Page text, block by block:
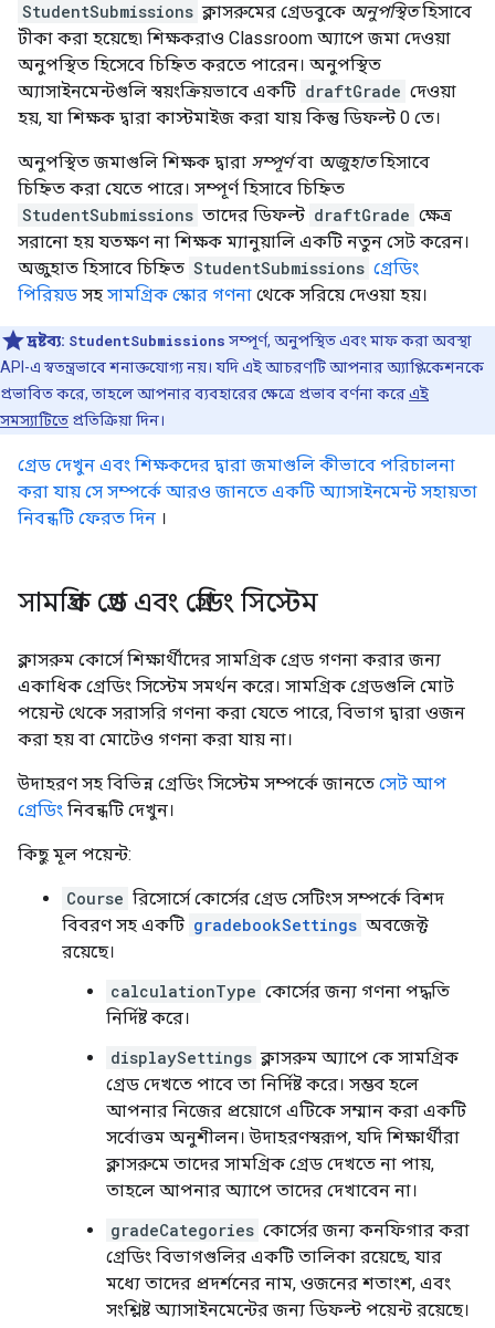
StudentSubmissions ক্লাসরুমের গ্রেডবুকে অনুপস্থিতহিসাবে
টীকা করা হয়েছে৷ শিক্ষকরাও Classroom অ্যাপে জমা দেওয়া
অনুপস্থিত হিসেবে চিহ্নিত করতে পারেন। অনুপস্থিত
অ্যাসাইনমেন্টগুলি স্বয়ংক্রিয়ভাবে একটি draftGrade দেওয়া
হয়, যা শিক্ষক দ্বারা কাস্টমাইজ করা যায় কিন্তু ডিফল্ট 0 তে।
অনুপস্থিত জমাগুলি শিক্ষক দ্বারা সম্পূর্ণবা অজুহাতহিসাবে
চিহ্নিত করা যেতে পারে। সম্পূর্ণ হিসাবে চিহ্নিত
StudentSubmissions তাদের ডিফল্ট draftGrade ক্ষেত্র
সরানো হয় যতক্ষণ না শিক্ষক ম্যানুয়ালি একটি নতুন সেট করেন।
অজুহাত হিসাবে চিহ্নিত StudentSubmissions গ্রেডিং
পিরিয়ড সহ সামগ্রিক স্কোর গণনা থেকে সরিয়ে দেওয়া হয়।
দ্রষ্টব্য: StudentSubmissions সম্পূর্ণ, অনুপস্থিত এবং মাফ করা অবস্থা
API-এ স্বতন্ত্রভাবে শনাক্তযোগ্য নয়। যদি এই আচরণটি আপনার অ্যাপ্লিকেশনকে
প্রভাবিত করে, তাহলে আপনার ব্যবহারের ক্ষেত্রে প্রভাব বর্ণনা করে এই
সমস্যাটিতে প্রতিক্রিয়া দিন।
গ্রেড দেখুন এবং শিক্ষকদের দ্বারা জমাগুলি কীভাবে পরিচালনা
করা যায় সে সম্পর্কে আরও জানতে একটি অ্যাসাইনমেন্ট সহায়তা
নিবন্ধটি ফেরত দিন ।
সামগ্রিক গ্রেড এবং গ্রেডিং সিস্টেম
ক্লাসরুম কোর্সে শিক্ষার্থীদের সামগ্রিক গ্রেড গণনা করার জন্য
একাধিক গ্রেডিং সিস্টেম সমর্থন করে। সামগ্রিক গ্রেডগুলি মোট
পয়েন্ট থেকে সরাসরি গণনা করা যেতে পারে, বিভাগ দ্বারা ওজন
করা হয় বা মোটেও গণনা করা যায় না।
উদাহরণ সহ বিভিন্ন গ্রেডিং সিস্টেম সম্পর্কে জানতে সেট আপ
গ্রেডিং নিবন্ধটি দেখুন।
কিছু মূল পয়েন্ট:
Course রিসোর্সে কোর্সের গ্রেড সেটিংস সম্পর্কে বিশদ
বিবরণ সহ একটি gradebookSettings অবজেক্ট
রয়েছে।
calculationType কোর্সের জন্য গণনা পদ্ধতি
নির্দিষ্ট করে।
displaySettings ক্লাসরুম অ্যাপে কে সামগ্রিক
গ্রেড দেখতে পাবে তা নির্দিষ্ট করে। সম্ভব হলে
আপনার নিজের প্রয়োগে এটিকে সম্মান করা একটি
সর্বোত্তম অনুশীলন। উদাহরণস্বরূপ, যদি শিক্ষার্থীরা
ক্লাসরুমে তাদের সামগ্রিক গ্রেড দেখতে না পায়,
তাহলে আপনার অ্যাপে তাদের দেখাবেন না।
gradeCategories কোর্সের জন্য কনফিগার করা
গ্রেডিং বিভাগগুলির একটি তালিকা রয়েছে, যার
মধ্যে তাদের প্রদর্শনের নাম, ওজনের শতাংশ, এবং
সংশ্লিষ্ট অ্যাসাইনমেন্টের জন্য ডিফল্ট পয়েন্ট রয়েছে।